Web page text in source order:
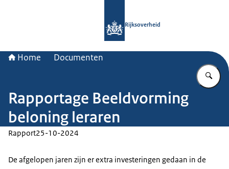
Rijksoverheid
Home Documenten
Rapportage Beeldvorming
beloning leraren
Rapport25-10-2024
De afgelopen jaren zijn er extra investeringen gedaan in de